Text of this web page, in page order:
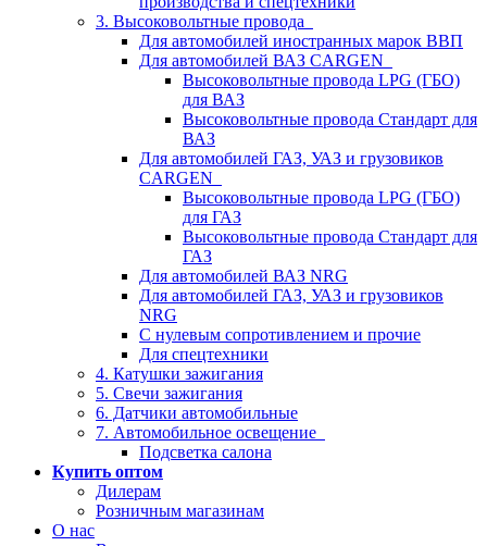
3. Высоковольтные провода
Для автомобилей иностранных марок ВВП
Для автомобилей ВАЗ CARGEN
Высоковольтные провода LPG (ГБО)
для ВАЗ
Высоковольтные провода Стандарт для
ВАЗ
Для автомобилей ГАЗ, УАЗ и грузовиков
CARGEN
Высоковольтные провода LPG (ГБО)
для ГАЗ
Высоковольтные провода Стандарт для
ГАЗ
Для автомобилей ВАЗ NRG
Для автомобилей ГАЗ, УАЗ и грузовиков
NRG
С нулевым сопротивлением и прочие
Для спецтехники
4. Катушки зажигания
5. Свечи зажигания
6. Датчики автомобильные
7. Автомобильное освещение
Подсветка салона
Купить оптом
Дилерам
Розничным магазинам
О нас